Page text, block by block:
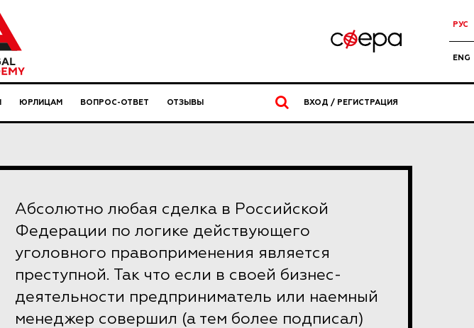
РУС
ENG
ЮРЛИЦАМ ВОПРОС-ОТВЕТ ОТЗЫВЫ ВХОД / РЕГИСТРАЦИЯ
Абсолютно любая сделка в Российской
Федерации по логике действующего
уголовного правоприменения является
преступной. Так что если в своей бизнес-
деятельности предприниматель или наемный
менеджер совершил (а тем более подписал)